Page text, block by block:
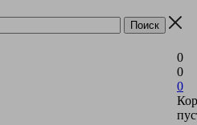
0
0
0